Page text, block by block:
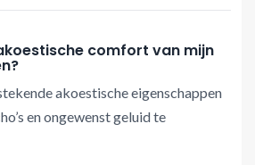
comfort van mijn
akoestische eigenschappen
en ongewenst geluid te